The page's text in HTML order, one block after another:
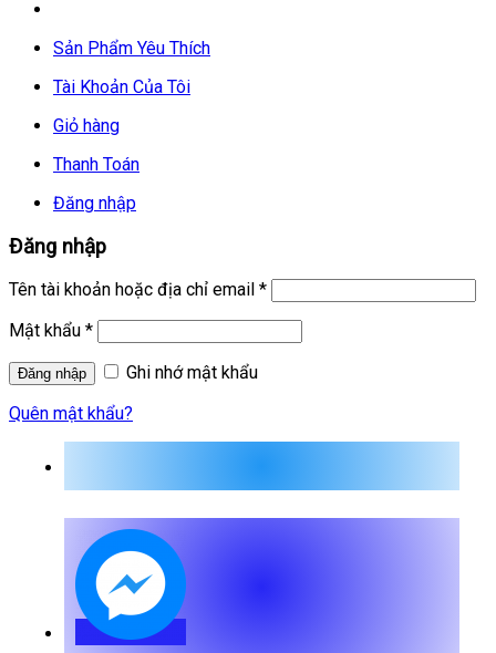
Sản Phẩm Yêu Thích
Tài Khoản Của Tôi
Giỏ hàng
Thanh Toán
Đăng nhập
Đăng nhập
Tên tài khoản hoặc địa chỉ email *
Mật khẩu *
Ghi nhớ mật khẩu
Quên mật khẩu?